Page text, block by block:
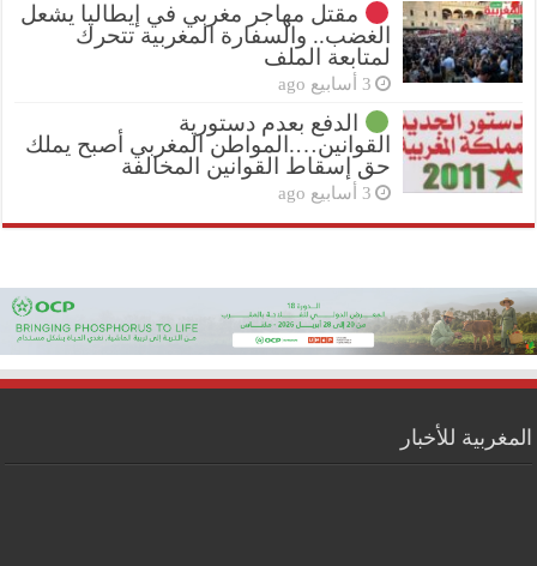
مقتل مهاجر مغربي في إيطاليا يشعل
الغضب.. والسفارة المغربية تتحرك
لمتابعة الملف
3 أسابيع ago
الدفع بعدم دستورية
القوانين….المواطن المغربي أصبح يملك
حق إسقاط القوانين المخالفة
3 أسابيع ago
المغربية للأخبار